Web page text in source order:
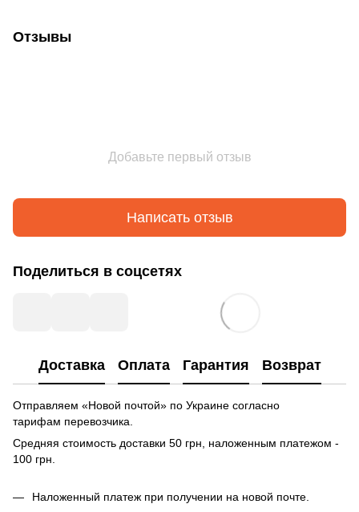
Отзывы
Добавьте первый отзыв
Написать отзыв
Поделиться в соцсетях
Доставка Оплата Гарантия Возврат
Отправляем «Новой почтой» по Украине согласно
тарифам перевозчика.
Средняя стоимость доставки 50 грн, наложенным платежом -
100 грн.
Наложенный платеж при получении на новой почте.